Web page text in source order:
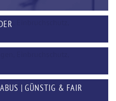
| GÜNSTIG & FAIR